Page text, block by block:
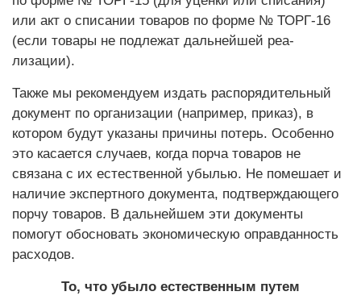
или акт о списании товаров по форме № ТОРГ-16
(если товары не подлежат дальнейшей реа­
лизации).
Также мы рекомендуем издать распорядительный
документ по организации (например, приказ), в
котором будут указаны причины потерь. Особенно
это касается случаев, когда порча товаров не
связана с их естественной убылью. Не помешает и
наличие экспертного документа, подтверждающего
порчу товаров. В дальнейшем эти документы
помогут обосновать экономическую оправданность
расходов.
То, что убыло естественным путем